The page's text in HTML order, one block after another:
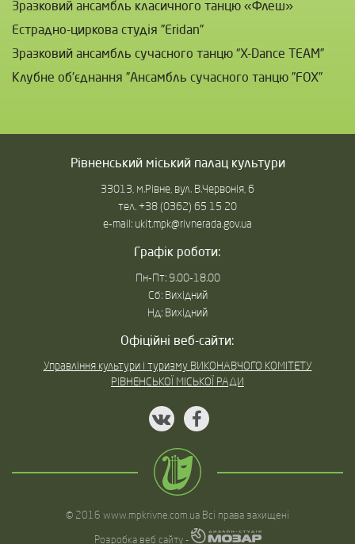
Зразковий ансамбль класичного танцю «Флеш»
Естрадно-циркова студія ”Eridan”
Зразковий ансамбль сучасного танцю “Х-Dance TEAM”
Клубне об'єднання ”Ансамбль сучасного танцю ”FOX”
Рівненський міський палац культури
33013, м.Рівне, вул. В.Червонія, 6
тел. +38 (0362) 65 15 20
e-mail: ukit.mpk@rivnerada.gov.ua
Графік роботи:
Пн-Пт: 9.00-18.00
Сб: Вихідний
Нд: Вихідний
Офіційні веб-сайти:
Управління культури і туризму ВИКОНАВЧОГО КОМІТЕТУ
РІВНЕНСЬКОЇ МІСЬКОЇ РАДИ
© 2016 www.mpkrivne.com.ua Всі права захищені
Розробка веб сайту -